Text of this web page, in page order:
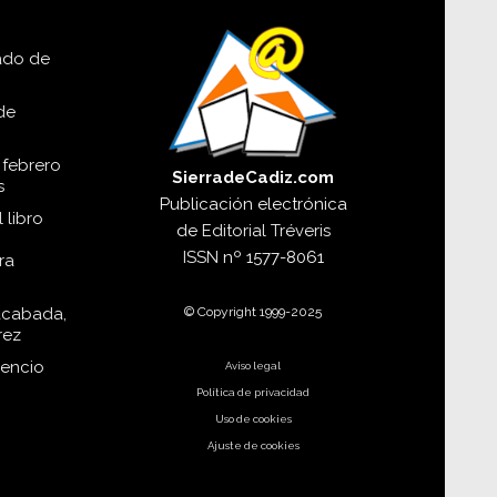
de
SierradeCadiz.com
Publicación electrónica
deEditorial Tréveris